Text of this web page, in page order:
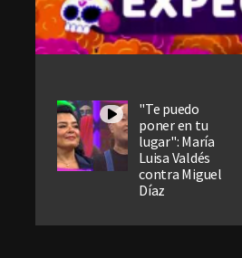
"Te puedo
poner en tu
lugar": María
Luisa Valdés
contra Miguel
Díaz